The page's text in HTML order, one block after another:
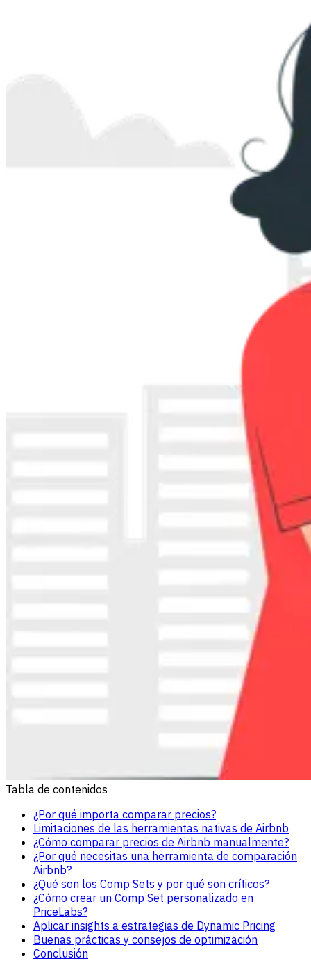
Tabla de contenidos
¿Por qué importa comparar precios?
Limitaciones de las herramientas nativas de Airbnb
¿Cómo comparar precios de Airbnb manualmente?
¿Por qué necesitas una herramienta de comparación
Airbnb?
¿Qué son los Comp Sets y por qué son críticos?
¿Cómo crear un Comp Set personalizado en
PriceLabs?
Aplicar insights a estrategias de Dynamic Pricing
Buenas prácticas y consejos de optimización
Conclusión